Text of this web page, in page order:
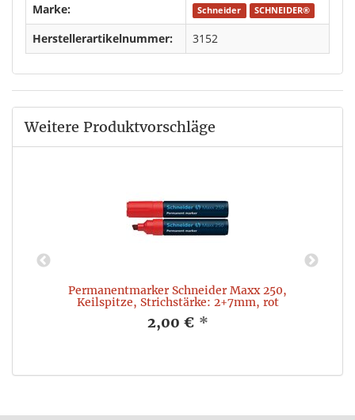
Marke: Schneider SCHNEIDER®
Herstellerartikelnummer: 3152
Weitere Produktvorschläge
Permanentmarker Schneider Maxx 250,
Keilspitze, Strichstärke: 2+7mm, rot
2,00 € *